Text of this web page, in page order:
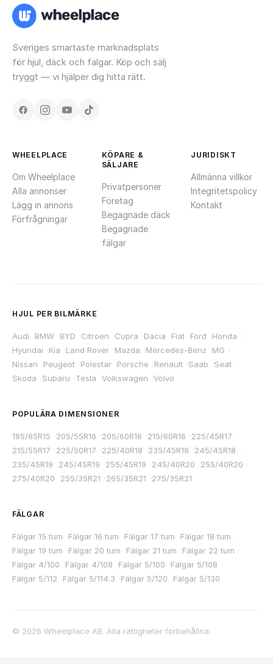
Sveriges smartaste marknadsplats
för hjul, däck och fälgar. Köp och sälj
tryggt — vi hjälper dig hitta rätt.
WHEELPLACE
Om Wheelplace
Alla annonser
Lägg in annons
Förfrågningar
KÖPARE &
SÄLJARE
Privatpersoner
Företag
Begagnade däck
Begagnade
fälgar
JURIDISKT
Allmänna villkor
Integritetspolicy
Kontakt
HJUL PER BILMÄRKE
Audi ·BMW ·BYD ·Citroen ·Cupra ·Dacia ·Fiat ·Ford ·Honda ·
Hyundai ·Kia ·Land Rover ·Mazda ·Mercedes-Benz ·MG ·
Nissan ·Peugeot ·Polestar ·Porsche ·Renault ·Saab ·Seat ·
Skoda ·Subaru ·Tesla ·Volkswagen ·Volvo
POPULÄRA DIMENSIONER
195/65R15 ·205/55R16 ·205/60R16 ·215/60R16 ·225/45R17 ·
215/55R17 ·225/50R17 ·225/40R18 ·235/45R18 ·245/45R18 ·
235/45R19 ·245/45R19 ·255/45R19 ·245/40R20 ·255/40R20 ·
275/40R20 ·255/35R21 ·265/35R21 ·275/35R21
FÄLGAR
Fälgar 15 tum ·Fälgar 16 tum ·Fälgar 17 tum ·Fälgar 18 tum ·
Fälgar 19 tum ·Fälgar 20 tum ·Fälgar 21 tum ·Fälgar 22 tum ·
Fälgar 4/100 ·Fälgar 4/108 ·Fälgar 5/100 ·Fälgar 5/108 ·
Fälgar 5/112 ·Fälgar 5/114.3 ·Fälgar 5/120 ·Fälgar 5/130
© 2026 Wheelplace AB. Alla rättigheter förbehållna.